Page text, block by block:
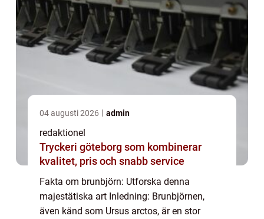
04 augusti 2026 admin
redaktionel
Tryckeri göteborg som kombinerar
kvalitet, pris och snabb service
Fakta om brunbjörn: Utforska denna
majestätiska art Inledning: Brunbjörnen,
även känd som Ursus arctos, är en stor